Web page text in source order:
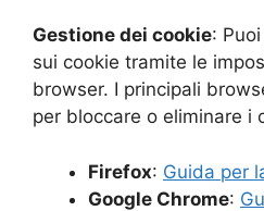
Gestione dei cookie:
sui cookie tramite le
browser. I principali
per bloccare o eliminare i
Firefox: Guida per
Google Chrome: